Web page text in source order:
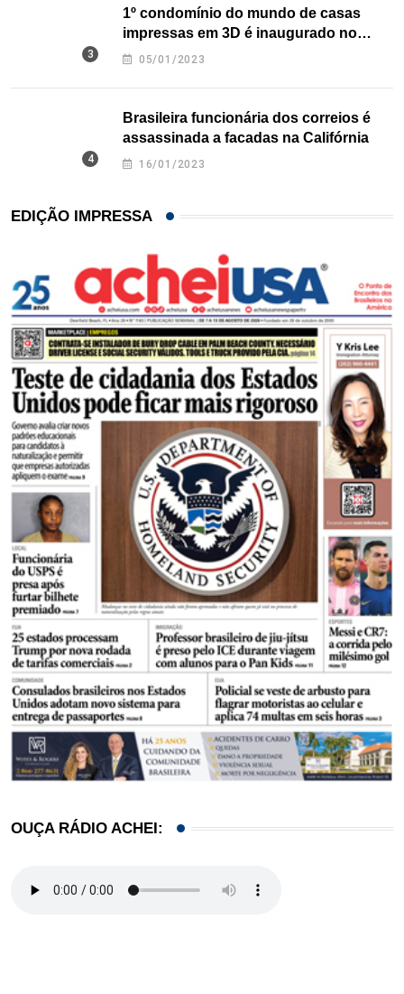
1º condomínio do mundo de casas
impressas em 3D é inaugurado no
Texas
05/01/2023
Brasileira funcionária dos correios é
assassinada a facadas na Califórnia
16/01/2023
EDIÇÃO IMPRESSA
OUÇA RÁDIO ACHEI: